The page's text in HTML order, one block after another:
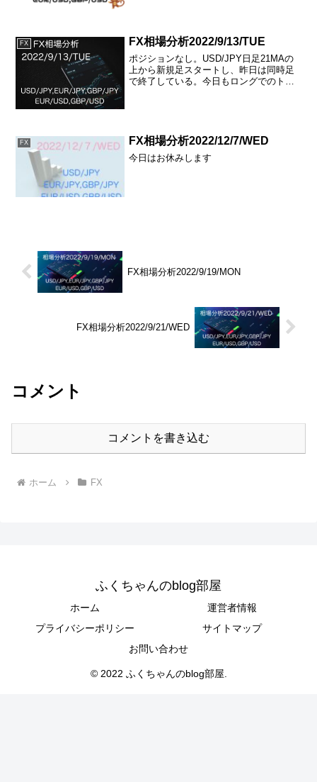
FX FX相場分析2022/9/13/TUE
ポジションなし。USD/JPY日足21MAの
上から新規足スタートし、昨日は同時足
で終了している。今日もロングでのトレ
FX FX相場分析2022/12/7/WED
今日はお休みします
FX相場分析2022/9/19/MON
FX相場分析2022/9/21/WED
コメント
コメントを書き込む
ホーム FX
ふくちゃんのblog部屋
ホーム
運営者情報
プライバシーポリシー
サイトマップ
お問い合わせ
© 2022 ふくちゃんのblog部屋.